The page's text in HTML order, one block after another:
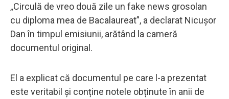
„Circulă de vreo două zile un fake news grosolan
cu diploma mea de Bacalaureat”, a declarat Nicușor
Dan în timpul emisiunii, arătând la cameră
documentul original.
El a explicat că documentul pe care l-a prezentat
este veritabil și conține notele obținute în anii de